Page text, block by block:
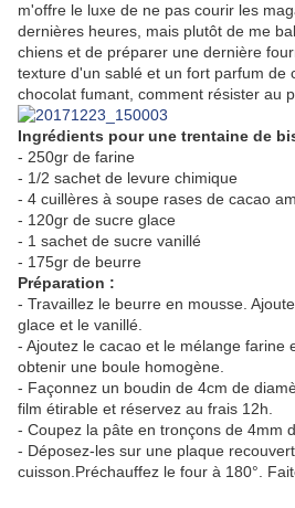
m'offre le luxe de ne pas courir les
dernières heures, mais plutôt de me
chiens et de préparer une dernière
texture d'un sablé et un fort parfum de
chocolat fumant, comment résister au
Ingrédients pour une trentaine de
- 250gr de farine
- 1/2 sachet de levure chimique
- 4 cuillères à soupe rases de cacao
- 120gr de sucre glace
- 1 sachet de sucre vanillé
- 175gr de beurre
Préparation :
- Travaillez le beurre en mousse.
glace et le vanillé.
- Ajoutez le cacao et le mélange farine
obtenir une boule homogène.
- Façonnez un boudin de 4cm de
film étirable et réservez au frais 12h.
- Coupez la pâte en tronçons de 4mm
- Déposez-les sur une plaque
cuisson.Préchauffez le four à 180°.